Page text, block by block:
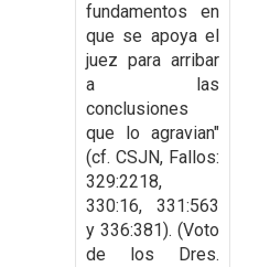
fundamentos en
que se apoya el
juez para arribar
a las
conclusiones
que lo agravian"
(cf. CSJN, Fallos:
329:2218,
330:16, 331:563
y 336:381). (Voto
de los Dres.